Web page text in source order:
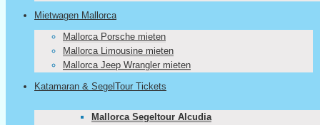
Mietwagen Mallorca
Mallorca Porsche mieten
Mallorca Limousine mieten
Mallorca Jeep Wrangler mieten
Katamaran & SegelTour Tickets
Mallorca Segeltour Alcudia